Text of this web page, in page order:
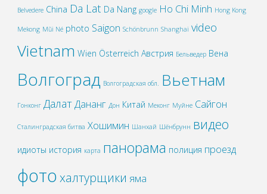
Belvedere China Da Lat Da Nang google Ho Chi Minh Hong Kong
Mekong Mũi Né photo Saigon Schönbrunn Shanghai video
Vietnam Wien Österreich Австрия Бельведер Вена
Волгоград Волгоградская обл. Вьетнам
Гонконг ДалатДананг Дон Китай Меконг Муйне Сайгон
Сталинградская битва Хошимин Шанхай Шёнбрунн видео
идиоты история карта панорама полиция проезд
фотохалтурщики яма